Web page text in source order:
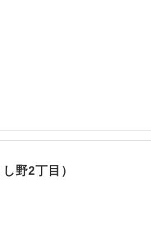
野2丁目）